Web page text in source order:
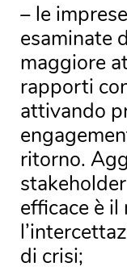
– le
esaminate
maggiore
rapporti
attivando
ritorno.
efficace è
di crisi;